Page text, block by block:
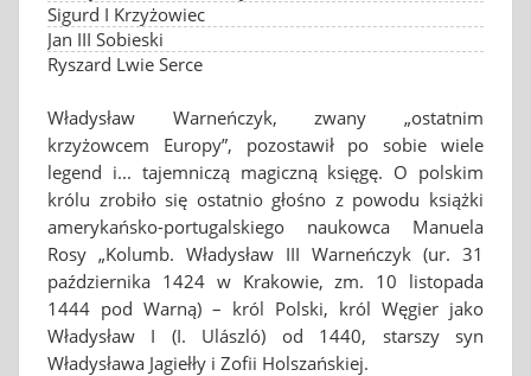
Sigurd I Krzyżowiec
Jan III Sobieski
Ryszard Lwie Serce
Władysław Warneńczyk, zwany „ostatnim
krzyżowcem Europy”, pozostawił po sobie wiele
legend i... tajemniczą magiczną księgę. O polskim
królu zrobiło się ostatnio głośno z powodu książki
amerykańsko-portugalskiego naukowca Manuela
Rosy „Kolumb. Władysław III Warneńczyk (ur. 31
października 1424 w Krakowie, zm. 10 listopada
1444 pod Warną) – król Polski, król Węgier jako
Władysław I (I. Ulászló) od 1440, starszy syn
Władysława Jagiełły i Zofii Holszańskiej.